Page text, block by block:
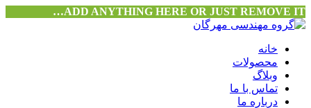
ADD ANYTHING HERE OR JUST REMOVE IT…
خانه
محصولات
وبلاگ
تماس با ما
درباره ما